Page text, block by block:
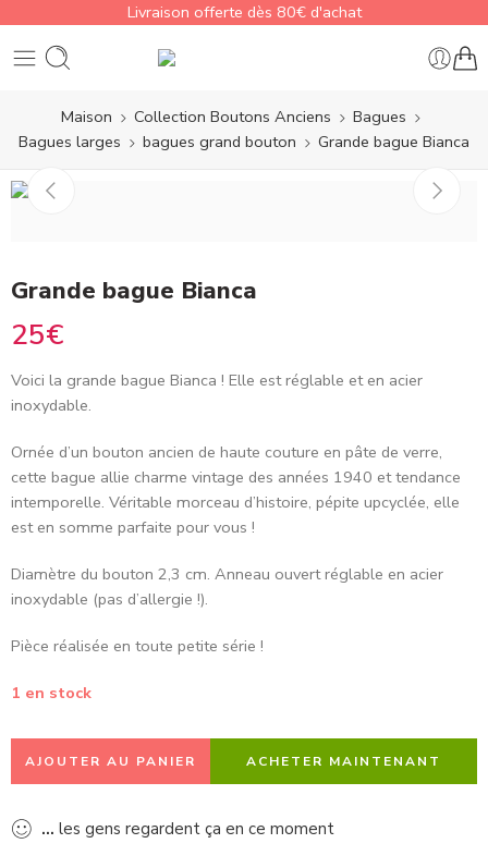
Livraison offerte dès 80€ d'achat
Maison Collection Boutons Anciens
Bagues
Bagues larges
bagues grand bouton Grande bague Bianca
Grande bague Bianca
25€
Voici la grande bague Bianca ! Elle est réglable et en acier
inoxydable.
Ornée d’un bouton ancien de haute couture en pâte de verre,
cette bague allie charme vintage des années 1940 et tendance
intemporelle. Véritable morceau d’histoire, pépite upcyclée, elle
est en somme parfaite pour vous !
Diamètre du bouton 2,3 cm. Anneau ouvert réglable en acier
inoxydable (pas d’allergie !).
Pièce réalisée en toute petite série !
1 en stock
AJOUTER AU PANIER ACHETER MAINTENANT
... les gens regardent ça en ce moment